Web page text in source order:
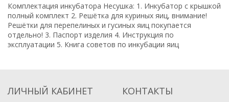
Комплектация инкубатора Несушка: 1. Инкубатор с крышкой
полный комплект 2. Решётка для куриных яиц, внимание!
Решётки для перепелиных и гусиных яиц покупается
отдельно! 3. Паспорт изделия 4. Инструкция по
эксплуатации 5. Книга советов по инкубации яиц
ЛИЧНЫЙ КАБИНЕТ КОНТАКТЫ